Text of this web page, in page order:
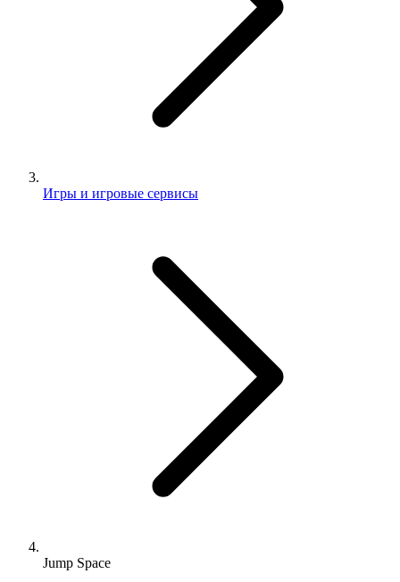
Игры и игровые сервисы
Jump Space